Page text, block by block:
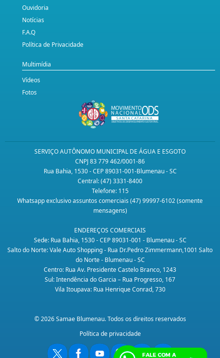
Ouvidoria
Notícias
F.A.Q
Política de Privacidade
Multimídia
Vídeos
Fotos
SERVIÇO AUTÔNOMO MUNICIPAL DE ÁGUA E ESGOTO
CNPJ 83 779 462/0001-86
Rua Bahia, 1530 - CEP 89031-001-Blumenau - SC
Central: (47) 3331-8400
Telefone: 115
Whatsapp exclusivo assuntos comerciais (47) 99997-6102 (somente
mensagens)
ENDEREÇOS COMERCIAIS
Sede: Rua Bahia, 1530 - CEP 89031-001 - Blumenau - SC
Salto do Norte: Vale Auto Shopping - Rua Dr.Pedro Zimmermann,1001 Salto
do Norte - Blumenau - SC
Centro: Rua Av. Presidente Castelo Branco, 1243
Sul: Intendência do Garcia – Rua Progresso, 167
Vila Itoupava: Rua Henrique Conrad, 730
© 2026 Samae Blumenau. Todos os direitos reservados
Política de privacidade